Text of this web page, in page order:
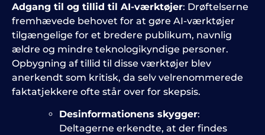
Adgang til og tillid til AI-værktøjer: Drøftelserne
fremhævede behovet for at gøre AI-værktøjer
tilgængelige for et bredere publikum, navnlig
ældre og mindre teknologikyndige personer.
Opbygning af tillid til disse værktøjer blev
anerkendt som kritisk, da selv velrenommerede
faktatjekkere ofte står over for skepsis.
Desinformationens skygger:
Deltagerne erkendte, at der findes